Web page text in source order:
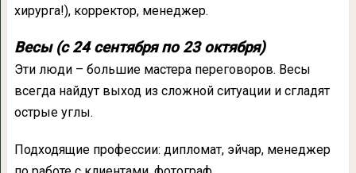
хирурга!), корректор, менеджер.
Весы (с 24 сентября по 23 октября)
Эти люди – большие мастера переговоров. Весы
всегда найдут выход из сложной ситуации и сгладят
острые углы.
Подходящие профессии: дипломат, эйчар, менеджер